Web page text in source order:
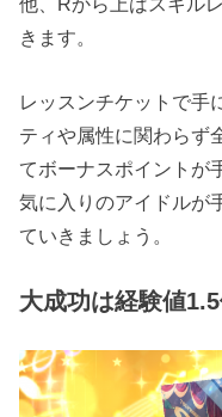
きます。
レッスンチケットで手
ティや属性に関わらず
てボーナスポイントが
気に入りのアイドルが
ていきましょう。
大成功は経験値1.5